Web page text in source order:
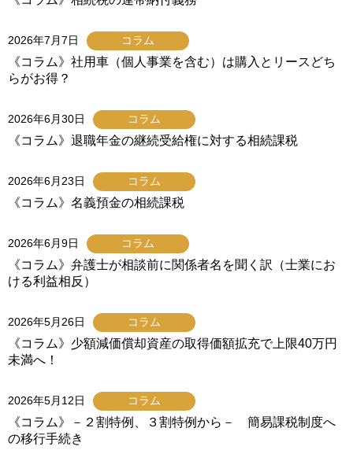
2026年7月7日 コラム
《コラム》社用車（個人事業を含む）は購入とリースどち
らがお得？
2026年6月30日 コラム
《コラム》退職年金の継続受給権に対する相続課税
2026年6月23日 コラム
《コラム》名義預金の相続課税
2026年6月9日 コラム
《コラム》弁護士が相談前に関係者名を聞く訳（士業にお
ける利益相反）
2026年5月26日 コラム
《コラム》少額減価償却資産の取得価額拡充で上限40万円
未満へ！
2026年5月12日 コラム
《コラム》－２割特例、３割特例から－ 簡易課税制度へ
の移行手続き